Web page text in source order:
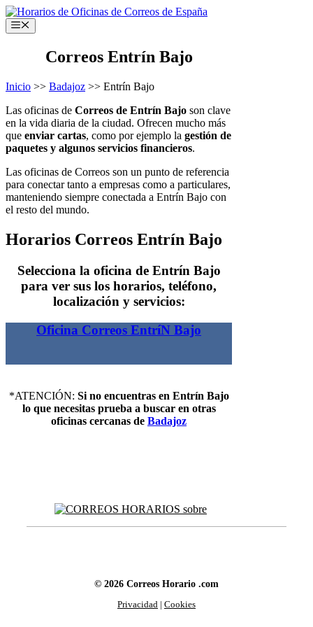
Saltar
al
contenido
Menú
Correos Entrín Bajo
Inicio >> Badajoz >> Entrín Bajo
Las oficinas de Correos de Entrín Bajo son clave
en la vida diaria de la ciudad. Ofrecen mucho más
que enviar cartas, como por ejemplo la gestión de
paquetes y algunos servicios financieros.
Las oficinas de Correos son un punto de referencia
para conectar tanto a empresas como a particulares,
manteniendo siempre conectada a Entrín Bajo con
el resto del mundo.
Horarios Correos Entrín Bajo
Selecciona la oficina de Entrín Bajo
para ver sus los horarios, teléfono,
localización y servicios:
Oficina Correos EntríN Bajo
*ATENCIÓN: Si no encuentras en Entrín Bajo
lo que necesitas prueba a buscar en otras
oficinas cercanas de Badajoz
© 2026 Correos Horario .com
Privacidad | Cookies